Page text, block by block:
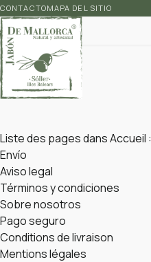
CONTACTOMAPA DEL SITIO
Liste des pages dans Accueil :
Envío
Aviso legal
Términos y condiciones
Sobre nosotros
Pago seguro
Conditions de livraison
Mentions légales